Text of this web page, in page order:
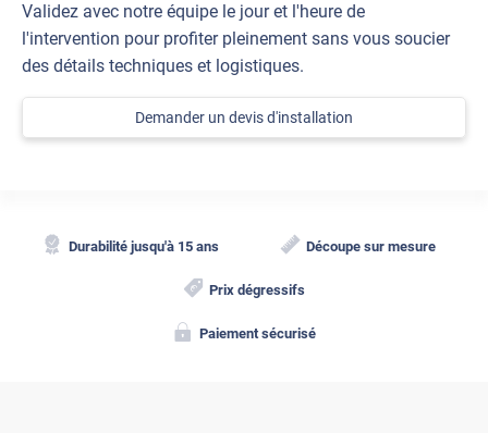
Validez avec notre équipe le jour et l'heure de
l'intervention pour profiter pleinement sans vous soucier
des détails techniques et logistiques.
Demander un devis d'installation
Durabilité jusqu'à 15 ans Découpe sur mesure
Prix dégressifs
Paiement sécurisé